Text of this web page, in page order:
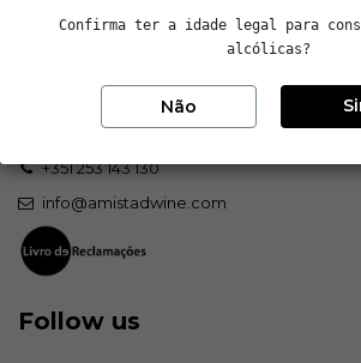
Contactos
Avenida da Independência, nº8, Arcos
4705-162 Braga, Portugal
+351 253 143 130
info@amistadwine.com
Confirma ter a idade legal para
alcólicas?
Não
Follow us